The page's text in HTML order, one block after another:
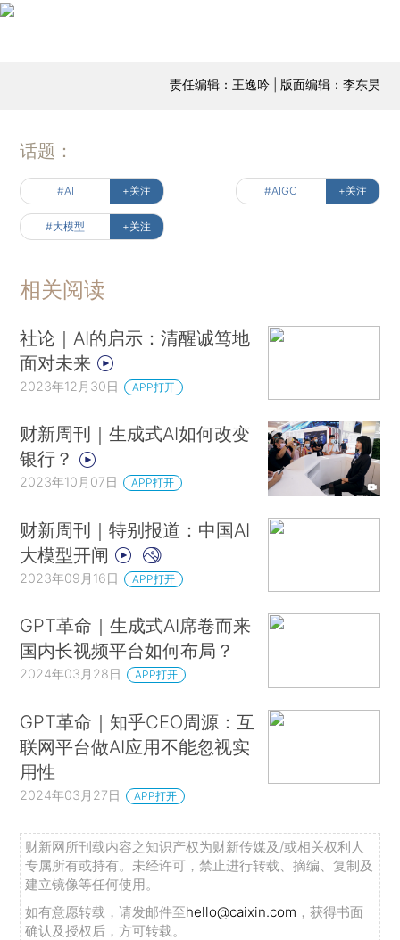
责任编辑：王逸吟 | 版面编辑：李东昊
话题：
#AI +关注 #AIGC +关注
#大模型 +关注
相关阅读
社论｜AI的启示：清醒诚笃地
面对未来
2023年12月30日 APP打开
财新周刊｜生成式AI如何改变
银行？
2023年10月07日 APP打开
财新周刊｜特别报道：中国AI
大模型开闸
2023年09月16日 APP打开
GPT革命｜生成式AI席卷而来
国内长视频平台如何布局？
2024年03月28日 APP打开
GPT革命｜知乎CEO周源：互
联网平台做AI应用不能忽视实
用性
2024年03月27日 APP打开
财新网所刊载内容之知识产权为财新传媒及/或相关权利人
专属所有或持有。未经许可，禁止进行转载、摘编、复制及
建立镜像等任何使用。
如有意愿转载，请发邮件至hello@caixin.com ，获得书面
确认及授权后，方可转载。